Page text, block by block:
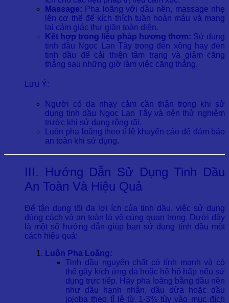
Massage: Pha loãng với dầu nền, massage nhẹ
lên cơ thể để kích thích tuần hoàn máu và mang
lại cảm giác thư giãn toàn diện.
Kết hợp trong liệu pháp hương thơm: Sử dụng
tinh dầu Ngọc Lan Tây trong đèn xông hay đèn
tinh dầu để cải thiện tâm trạng và giảm căng
thẳng sau những giờ làm việc căng thẳng.
Lưu Ý:
Người có da nhạy cảm cần thận trọng khi sử
dụng tinh dầu Ngọc Lan Tây và nên thử nghiệm
trước khi sử dụng rộng rãi.
Luôn pha loãng theo tỉ lệ khuyến cáo để đảm bảo
an toàn khi sử dụng.
III. Hướng Dẫn Sử Dụng Tinh Dầu
An Toàn Và Hiệu Quả
Để tận dụng tối đa lợi ích của tinh dầu, việc sử dụng
đúng cách và an toàn là vô cùng quan trọng. Dưới đây
là một số hướng dẫn giúp bạn sử dụng tinh dầu một
cách hiệu quả:
Luôn Pha Loãng:
Tinh dầu nguyên chất có tính mạnh và có
thể gây kích ứng da hoặc hệ hô hấp nếu sử
dụng trực tiếp. Hãy pha loãng bằng dầu nền
như dầu hạnh nhân, dầu dừa hoặc dầu
jojoba theo tỉ lệ từ 1-3% tùy vào mục đích